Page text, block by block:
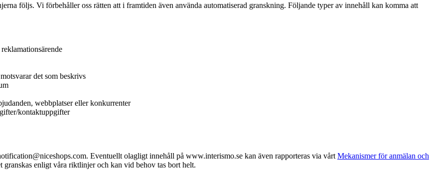
följs. Vi förbehåller oss rätten att i framtiden även använda automatiserad granskning. Följande typer av innehåll kan komma att
det som beskrivs
webbplatser eller konkurrenter
kontaktuppgifter
Eventuellt olagligt innehåll på www.interismo.se kan även rapporteras via vårt Mekanismer för anmälan och
granskas enligt våra riktlinjer och kan vid behov tas bort helt.